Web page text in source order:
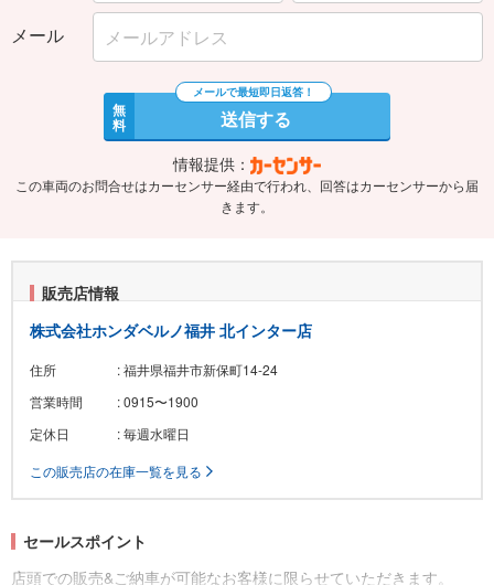
メール
無
料 送信する
情報提供：
この車両のお問合せはカーセンサー経由で行われ、回答はカーセンサーから届
きます。
販売店情報
株式会社ホンダベルノ福井 北インター店
住所
: 福井県福井市新保町14-24
営業時間
: 0915〜1900
定休日
: 毎週水曜日
この販売店の在庫一覧を見る
セールスポイント
店頭での販売&ご納車が可能なお客様に限らせていただきます。